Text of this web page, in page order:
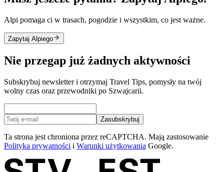
Alpi pomaga ci w trasach, pogodzie i wszystkim, co jest ważne.
Zapytaj Alpiego
Nie przegap już żadnych aktywności
Subskrybuj newsletter i otrzymaj Travel Tips, pomysły na twój
wolny czas oraz przewodniki po Szwajcarii.
Zasubskrybuj
Ta strona jest chroniona przez reCAPTCHA. Mają zastosowanie
Polityka prywatności i Warunki użytkowania Google.